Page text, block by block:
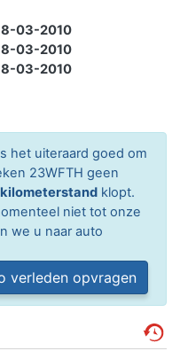
03-2010
03-2010
03-2010
het uiteraard goed om
23WFTH geen
kilometerstand klopt.
niet tot onze
we u naar auto
verleden opvragen